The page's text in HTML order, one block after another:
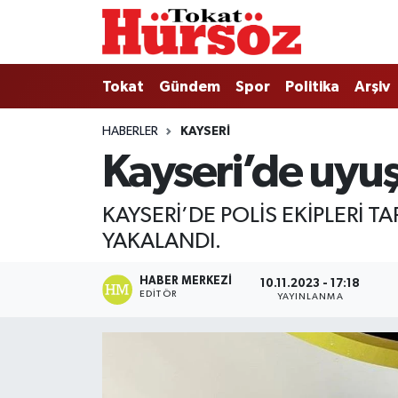
Tokat Gündem Spor Politika Arşiv
HABERLER KAYSERI
Kayseri’de
KAYSERİ’DE POLİS EKİPLERİ
YAKALANDI.
HABER MERKEZI
EDITÖR
10.11.2023 - 17:18
YAYINLANMA
Tokat
Türkiye Gündemi
Gündem
Politika
Nöbetçi Eczaneler
Hava Durumu
Tokat Namaz Vakitleri
Süper Lig Puan Durumu ve Fikstür
Tüm Manşetler